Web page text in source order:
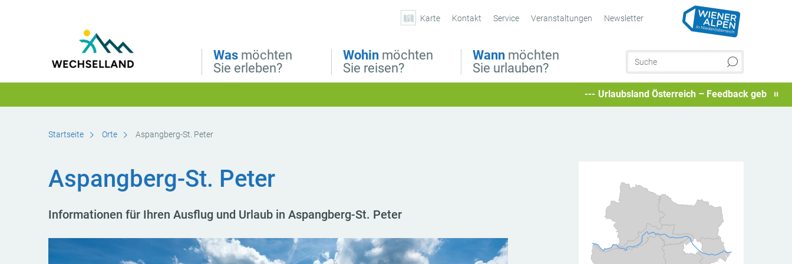
Was möchten
Sie erleben?
Wohin möchten
Sie reisen?
Wann möchten
Sie urlauben?
Karte Kontakt Service Veranstaltungen Newsletter
Urlaubsland Österreich – Feedback geben und
Startseite Orte Aspangberg-St. Peter
Aspangberg-St. Peter
Informationen für Ihren Ausflug und Urlaub in Aspangberg-St. Peter